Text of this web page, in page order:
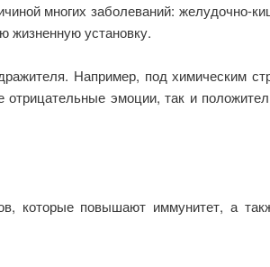
многих заболеваний: желудочно-
жизненную установку.
Например, под химическим
эмоции, так и
которые повышают иммунитет, а